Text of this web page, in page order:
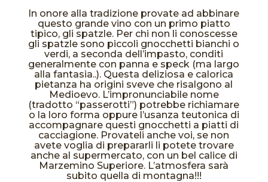
In onore alla tradizione provate ad abbinare
questo grande vino con un primo piatto
tipico, gli spatzle. Per chi non li conoscesse
gli spatzle sono piccoli gnocchetti bianchi o
verdi, a seconda dell’impasto, conditi
generalmente con panna e speck (ma largo
alla fantasia..). Questa deliziosa e calorica
pietanza ha origini sveve che risalgono al
Medioevo. L’impronunciabile nome
(tradotto “passerotti”) potrebbe richiamare
o la loro forma oppure l’usanza teutonica di
accompagnare questi gnocchetti a piatti di
cacciagione. Provateli anche voi, se non
avete voglia di prepararli li potete trovare
anche al supermercato, con un bel calice di
Marzemino Superiore. L’atmosfera sarà
subito quella di montagna!!!